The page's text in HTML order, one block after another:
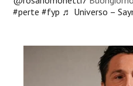
#perte #fyp ♬ Universo –